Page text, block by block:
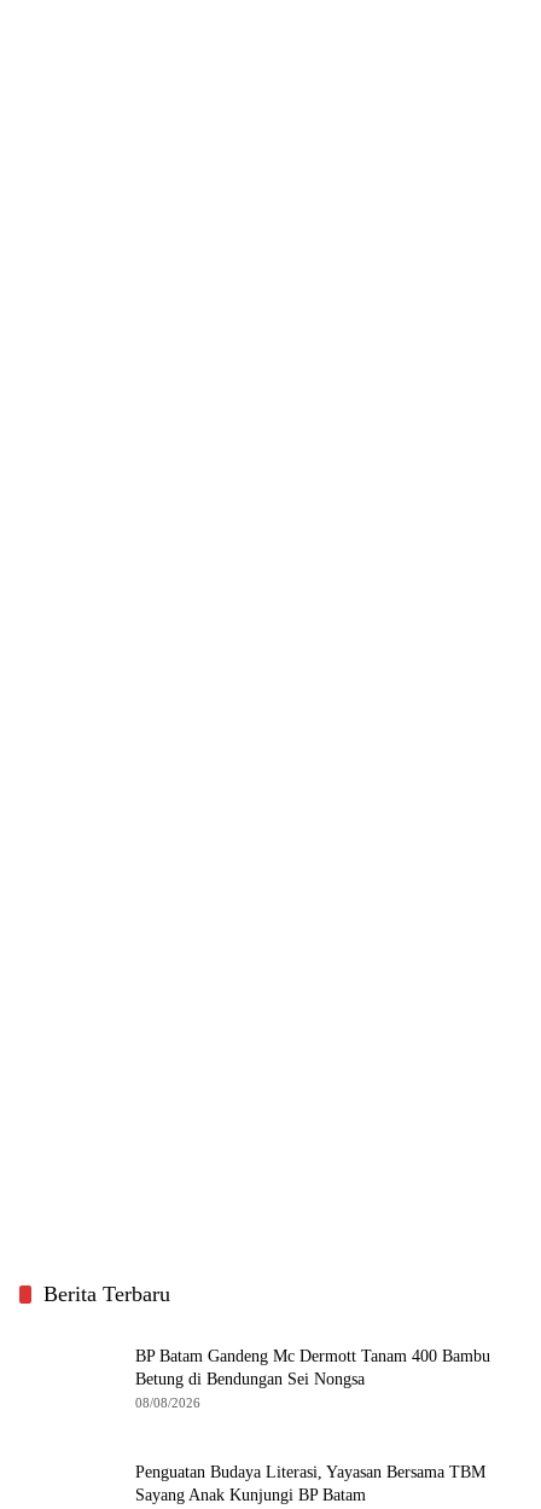
Berita Terbaru
BP Batam Gandeng Mc Dermott Tanam 400 Bambu
Betung di Bendungan Sei Nongsa
08/08/2026
Penguatan Budaya Literasi, Yayasan Bersama TBM
Sayang Anak Kunjungi BP Batam